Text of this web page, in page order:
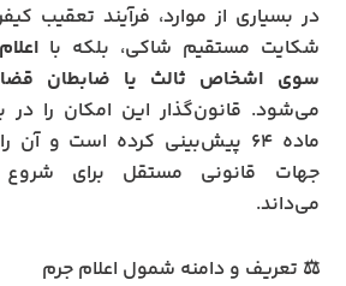
در بسیاری از موارد، فرآیند تعقیب
شکایت مستقیم شاکی، بلکه با
سوی اشخاص ثالث یا ضابطان
می‌شود. قانون‌گذار این امکان را در
ماده ۶۴ پیش‌بینی کرده است و آن
جهات قانونی مستقل برای
می‌داند.
⚖️ تعریف و دامنه شمول اعلام جرم